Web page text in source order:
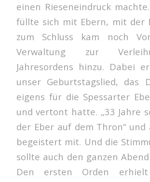
einen Rieseneindruck
füllte sich mit Ebern, mit der
zum Schluss kam noch
Verwaltung zur
Jahresordens hinzu. Dabei
unser Geburtstagslied, das
eigens für die Spessarter
und vertont hatte. „33 Jahre
der Eber auf dem Thron“ und
begeistert mit. Und die
sollte auch den ganzen
Den ersten Orden erhielt